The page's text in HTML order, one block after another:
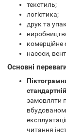
текстиль;
логістика;
друк та
насоси,
Основні
замовляти
читання